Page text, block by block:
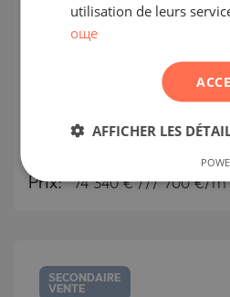
Appartement
pièces dans l'une
plus prisées
BANSKO /
Prix: 74 340€ /// 700 €/m
SECONDAIRE
VENTE
utilisation de leurs
още
AFFICHER LES